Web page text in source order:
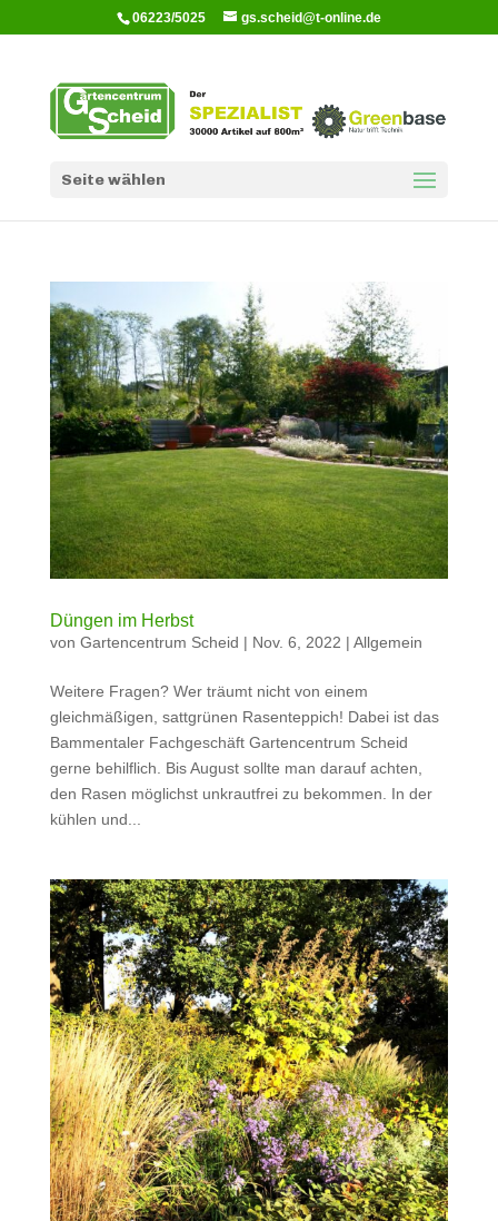
06223/5025 gs.scheid@t-online.de
Seite wählen
Düngen im Herbst
von Gartencentrum Scheid | Nov. 6, 2022 | Allgemein
Weitere Fragen? Wer träumt nicht von einem
gleichmäßigen, sattgrünen Rasenteppich! Dabei ist das
Bammentaler Fachgeschäft Gartencentrum Scheid
gerne behilflich. Bis August sollte man darauf achten,
den Rasen möglichst unkrautfrei zu bekommen. In der
kühlen und...